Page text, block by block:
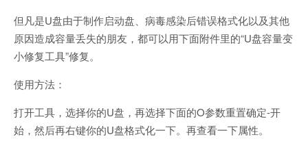
但凡是U盘由于制作启动盘、病毒感染后错误格式化以及其他
原因造成容量丢失的朋友，都可以用下面附件里的“U盘容量变
小修复工具”修复。
使用方法：
打开工具，选择你的U盘，再选择下面的O参数重置确定-开
始，然后再右键你的U盘格式化一下。再查看一下属性。